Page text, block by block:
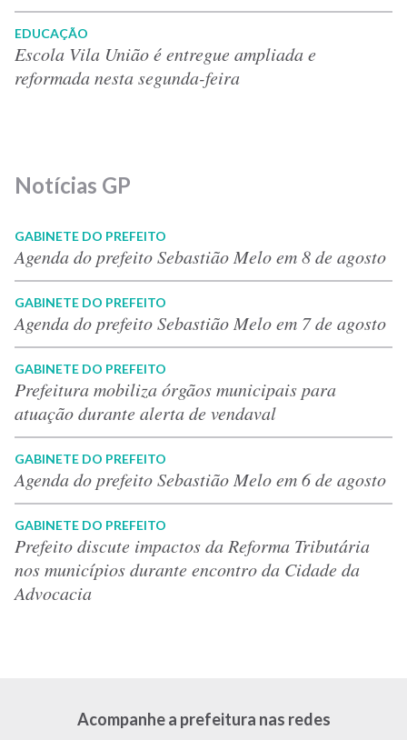
EDUCAÇÃO
Escola Vila União é entregue ampliada e
reformada nesta segunda-feira
Notícias GP
GABINETE DO PREFEITO
Agenda do prefeito Sebastião Melo em 8 de agosto
GABINETE DO PREFEITO
Agenda do prefeito Sebastião Melo em 7 de agosto
GABINETE DO PREFEITO
Prefeitura mobiliza órgãos municipais para
atuação durante alerta de vendaval
GABINETE DO PREFEITO
Agenda do prefeito Sebastião Melo em 6 de agosto
GABINETE DO PREFEITO
Prefeito discute impactos da Reforma Tributária
nos municípios durante encontro da Cidade da
Advocacia
Acompanhe a prefeitura nas redes